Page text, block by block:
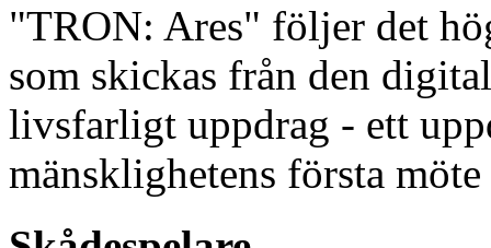
"TRON: Ares" följer det
som skickas från den
livsfarligt uppdrag - ett
mänsklighetens första